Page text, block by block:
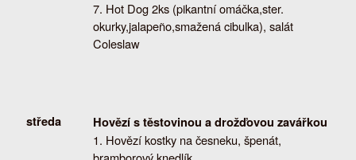
Hot Dog 2ks (pikantní omáčka,ster.
okurky,jalapeño,smažená cibulka), salát
Coleslaw
středa
Hovězí s těstovinou a drožďovou zavářkou
Hovězí kostky na česneku, špenát,